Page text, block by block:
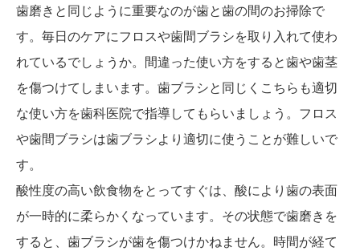
歯磨きと同じように重要なのが歯と歯の間のお掃除で
す。毎日のケアにフロスや歯間ブラシを取り入れて使わ
れているでしょうか。間違った使い方をすると歯や歯茎
を傷つけてしまいます。歯ブラシと同じくこちらも適切
な使い方を歯科医院で指導してもらいましょう。フロス
や歯間ブラシは歯ブラシより適切に使うことが難しいで
す。
酸性度の高い飲食物をとってすぐは、酸により歯の表面
が一時的に柔らかくなっています。その状態で歯磨きを
すると、歯ブラシが歯を傷つけかねません。時間が経て